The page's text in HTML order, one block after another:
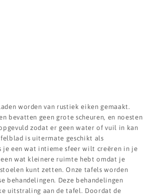
worden van rustiek eiken gemaakt.
bevatten geen grote scheuren, en noesten
zodat er geen water of vuil in kan
is uitermate geschikt als
je een wat intieme sfeer wilt creëren in je
wat kleinere ruimte hebt omdat je
kunt zetten. Onze tafels worden
behandelingen. Deze behandelingen
uitstraling aan de tafel. Doordat de